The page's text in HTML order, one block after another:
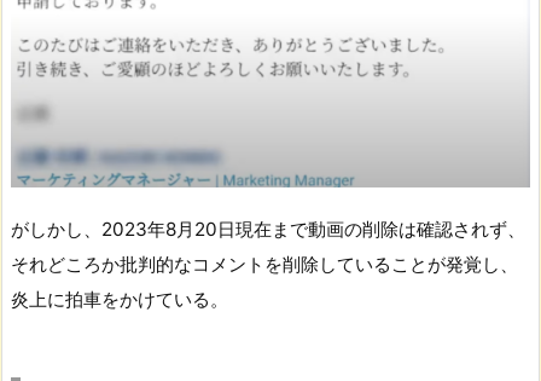
がしかし、2023年8月20日現在まで動画の削除は確認されず、
それどころか批判的なコメントを削除していることが発覚し、
炎上に拍車をかけている。